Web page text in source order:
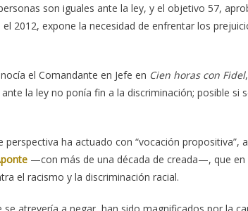
son iguales ante la ley, y el objetivo 57,
2012, expone la necesidad de enfrentar los
el Comandante en Jefe en Cien horas con Fidel
la ley no ponía fin a la discriminación; posible si
perspectiva ha actuado con “vocación
—con más de una década de creada—, que en
el racismo y la discriminación racial.